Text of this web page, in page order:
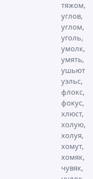
тяжом,
углов,
углом,
уголь,
умолк,
умять,
ушьют,
уэльс,
флокс,
фокус,
хлюст,
холую,
холуя,
хомут,
хомяк,
чувяк,